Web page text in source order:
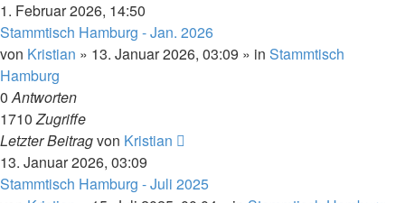
1. Februar 2026, 14:50
Stammtisch Hamburg - Jan. 2026
von Kristian » 13. Januar 2026, 03:09 » in Stammtisch
Hamburg
0Antworten
1710Zugriffe
Letzter Beitragvon Kristian
13. Januar 2026, 03:09
Stammtisch Hamburg - Juli 2025